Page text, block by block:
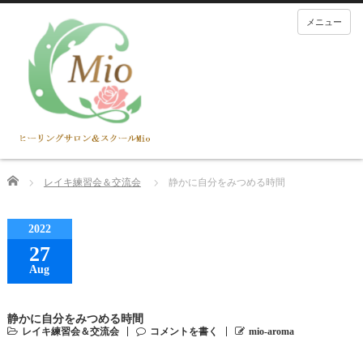
メニュー
Home レイキ練習会＆交流会 静かに自分をみつめる時間
2022
27
Aug
静かに自分をみつめる時間
レイキ練習会＆交流会 コメントを書く mio-aroma